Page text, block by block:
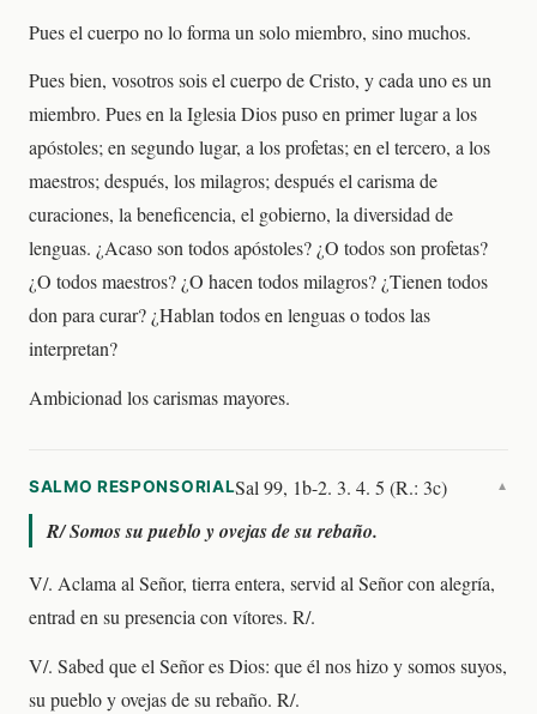
Pues el cuerpo no lo forma un solo miembro, sino muchos.
Pues bien, vosotros sois el cuerpo de Cristo, y cada uno es un
miembro. Pues en la Iglesia Dios puso en primer lugar a los
apóstoles; en segundo lugar, a los profetas; en el tercero, a los
maestros; después, los milagros; después el carisma de
curaciones, la beneficencia, el gobierno, la diversidad de
lenguas. ¿Acaso son todos apóstoles? ¿O todos son profetas?
¿O todos maestros? ¿O hacen todos milagros? ¿Tienen todos
don para curar? ¿Hablan todos en lenguas o todos las
interpretan?
Ambicionad los carismas mayores.
SALMO RESPONSORIALSal 99, 1b-2. 3. 4. 5 (R.: 3c) ▼
R/Somos su pueblo y ovejas de su rebaño.
V/. Aclama al Señor, tierra entera, servid al Señor con alegría,
entrad en su presencia con vítores. R/.
V/. Sabed que el Señor es Dios: que él nos hizo y somos suyos,
su pueblo y ovejas de su rebaño. R/.